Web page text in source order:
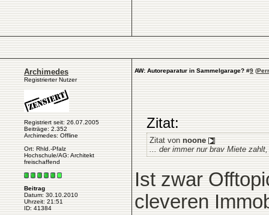
Archimedes
Registrierter Nutzer
Registriert seit: 26.07.2005
Beiträge: 2.352
Archimedes: Offline
Ort: Rhld.-Pfalz
Hochschule/AG: Architekt
freischaffend
Beitrag
Datum: 30.10.2010
Uhrzeit: 21:51
ID: 41384
AW: Autoreparatur in Sammelgarage? #9 (
Zitat:
Zitat von noone
... der immer nur brav Miete
Ist zwar
cleveren